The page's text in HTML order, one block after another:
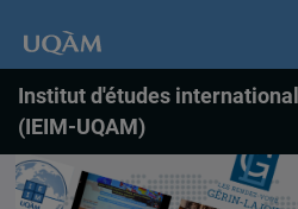
Institut d'études
(IEIM-UQAM)